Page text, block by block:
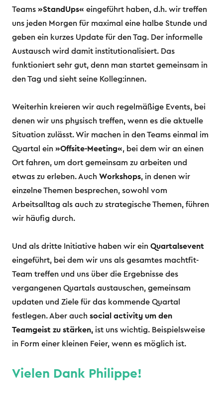
Teams »StandUps« eingeführt haben, d.h. wir treffen
uns jeden Morgen für maximal eine halbe Stunde und
geben ein kurzes Update für den Tag. Der informelle
Austausch wird damit institutionalisiert. Das
funktioniert sehr gut, denn man startet gemeinsam in
den Tag und sieht seine Kolleg:innen.
Weiterhin kreieren wir auch regelmäßige Events, bei
denen wir uns physisch treffen, wenn es die aktuelle
Situation zulässt. Wir machen in den Teams einmal im
Quartal ein »Offsite-Meeting«, bei dem wir an einen
Ort fahren, um dort gemeinsam zu arbeiten und
etwas zu erleben. Auch Workshops, in denen wir
einzelne Themen besprechen, sowohl vom
Arbeitsalltag als auch zu strategische Themen, führen
wir häufig durch.
Und als dritte Initiative haben wir ein Quartalsevent
eingeführt, bei dem wir uns als gesamtes machtfit-
Team treffen und uns über die Ergebnisse des
vergangenen Quartals austauschen, gemeinsam
updaten und Ziele für das kommende Quartal
festlegen. Aber auch social activity um den
Teamgeist zu stärken, ist uns wichtig. Beispielsweise
in Form einer kleinen Feier, wenn es möglich ist.
Vielen Dank Philippe!